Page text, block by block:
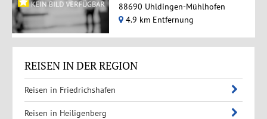
88690 Uhldingen-Mühlhofen
4.9 km Entfernung
REISEN IN DER REGION
Reisen in Friedrichshafen
Reisen in Heiligenberg